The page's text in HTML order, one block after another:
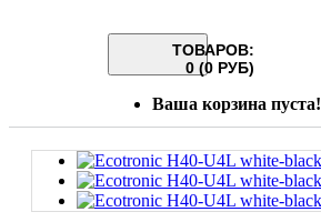
ТОВАРОВ:
0 (0 РУБ)
Ваша корзина пуста!